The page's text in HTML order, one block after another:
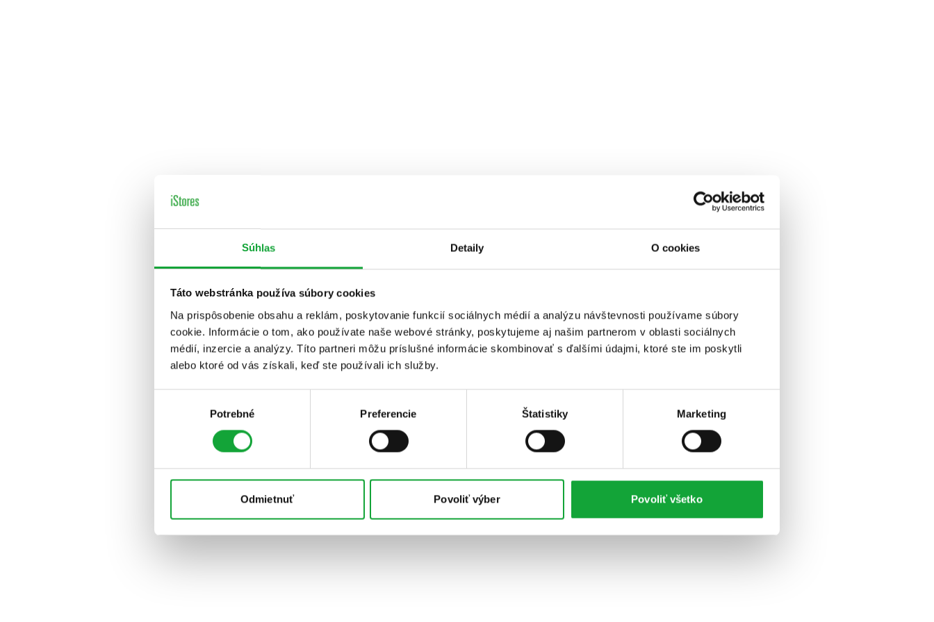
Súhlas Detaily O cookies
Táto webstránka používa súbory cookies
Na prispôsobenie obsahu a reklám, poskytovanie funkcií sociálnych médií a analýzu návštevnosti používame súbory
cookie. Informácie o tom, ako používate naše webové stránky, poskytujeme aj našim partnerom v oblasti sociálnych
médií, inzercie a analýzy. Títo partneri môžu príslušné informácie skombinovať s ďalšími údajmi, ktoré ste im poskytli
alebo ktoré od vás získali, keď ste používali ich služby.
Potrebné Preferencie Štatistiky Marketing
Odmietnuť Povoliť výber Povoliť všetko